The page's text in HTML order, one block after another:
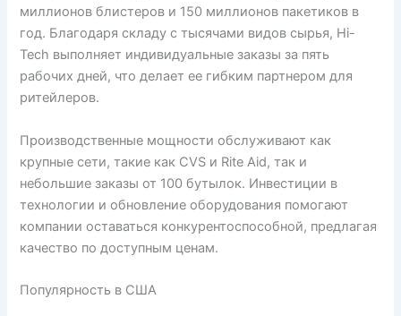
миллионов блистеров и 150 миллионов пакетиков в
год. Благодаря складу с тысячами видов сырья, Hi-
Tech выполняет индивидуальные заказы за пять
рабочих дней, что делает ее гибким партнером для
ритейлеров.
Производственные мощности обслуживают как
крупные сети, такие как CVS и Rite Aid, так и
небольшие заказы от 100 бутылок. Инвестиции в
технологии и обновление оборудования помогают
компании оставаться конкурентоспособной, предлагая
качество по доступным ценам.
Популярность в США